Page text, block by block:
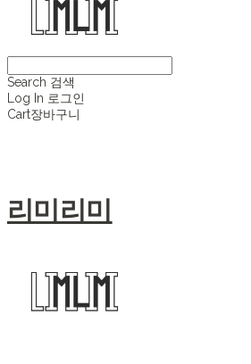
Search 검색
Log In 로그인
Cart장바구니
리미리미